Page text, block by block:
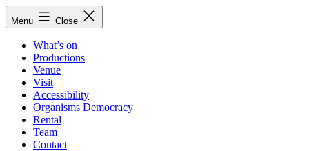
Skip
toMenu Close
What’s on
Productions
Venue
Visit
Accessibility
Organisms Democracy
Rental
Team
Contact